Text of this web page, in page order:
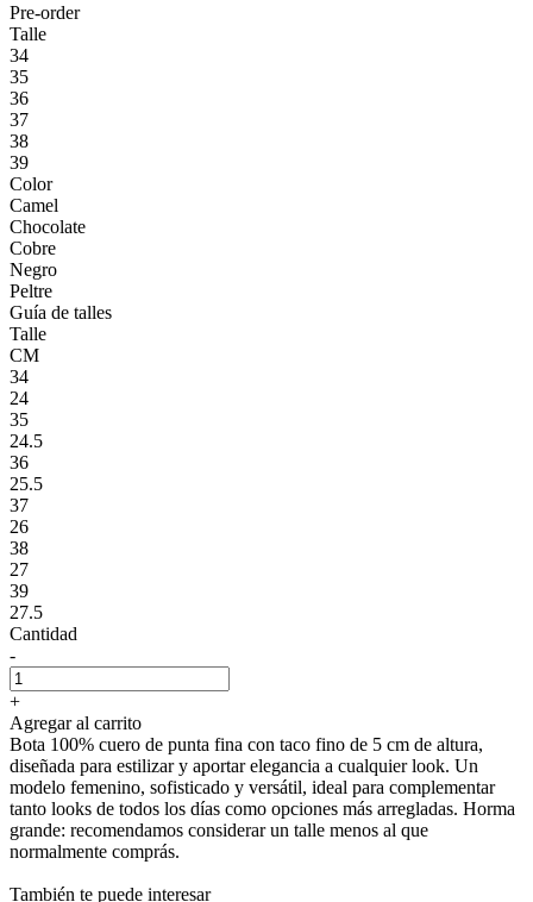
Pre-order
Talle
34
35
36
37
38
39
Color
Camel
Chocolate
Cobre
Negro
Peltre
Guía de talles
Talle
CM
34
24
35
24.5
36
25.5
37
26
38
27
39
27.5
Cantidad
-
+
Agregar al carrito
Bota 100% cuero de punta fina con taco fino de 5 cm de altura,
diseñada para estilizar y aportar elegancia a cualquier look. Un
modelo femenino, sofisticado y versátil, ideal para complementar
tanto looks de todos los días como opciones más arregladas. Horma
grande: recomendamos considerar un talle menos al que
normalmente comprás.
También te puede interesar